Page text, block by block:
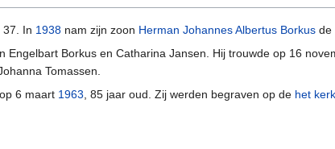
37. In 1938 nam zijn zoon Herman Johannes Albertus Borkus de
Engelbart Borkus en Catharina Jansen. Hij trouwde op 16
Tomassen.
6 maart 1963, 85 jaar oud. Zij werden begraven op de het